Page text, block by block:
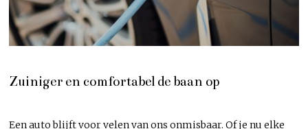
Zuiniger en comfortabel de baan op
Een auto blijft voor velen van ons onmisbaar. Of je nu elke